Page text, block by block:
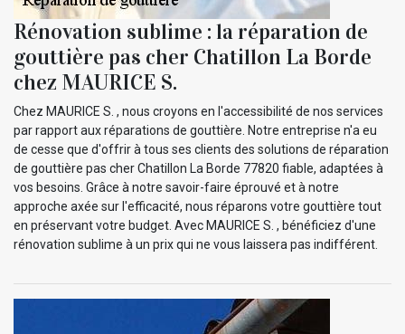
Rénovation sublime : la réparation de
gouttière pas cher Chatillon La Borde
chez MAURICE S.
Chez MAURICE S. , nous croyons en l'accessibilité de nos services
par rapport aux réparations de gouttière. Notre entreprise n'a eu
de cesse que d'offrir à tous ses clients des solutions de réparation
de gouttière pas cher Chatillon La Borde 77820 fiable, adaptées à
vos besoins. Grâce à notre savoir-faire éprouvé et à notre
approche axée sur l'efficacité, nous réparons votre gouttière tout
en préservant votre budget. Avec MAURICE S. , bénéficiez d'une
rénovation sublime à un prix qui ne vous laissera pas indifférent.